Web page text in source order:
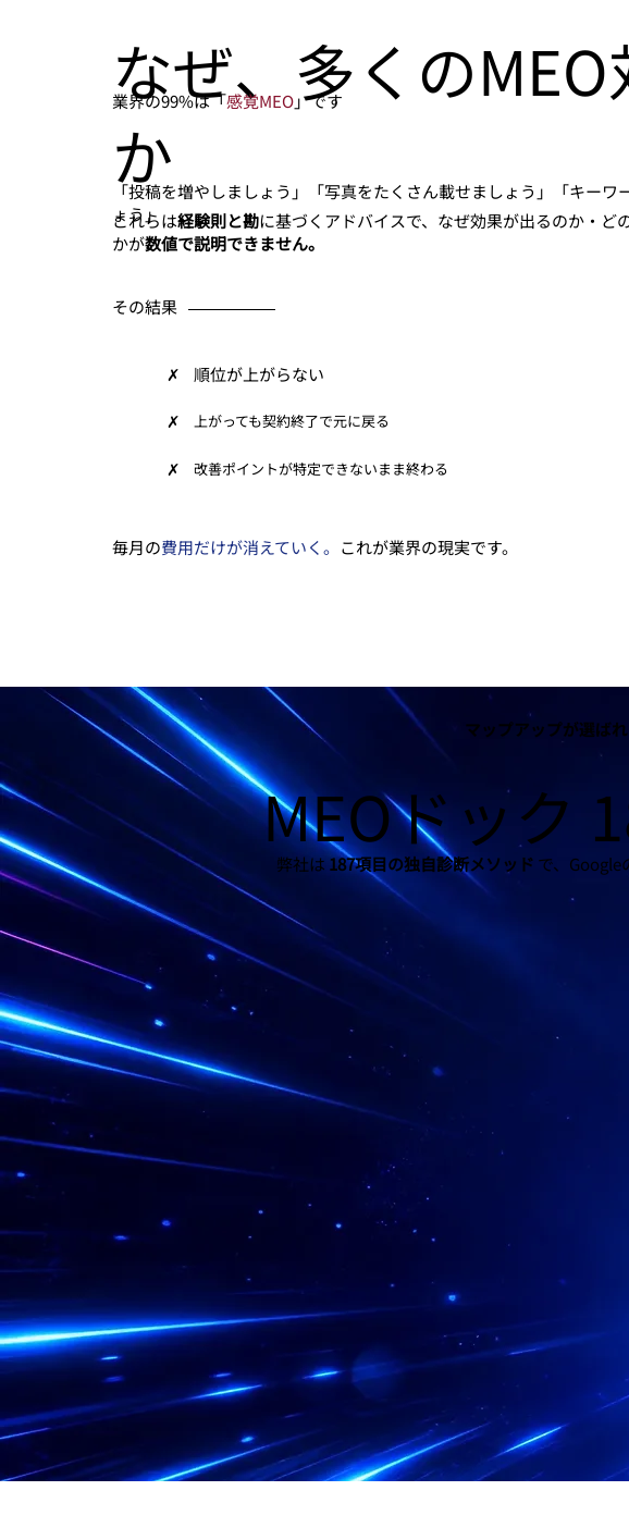
なぜ、多くの
か
業界の99%は「感覚MEO」です
「投稿を増やしましょう」「写真をたくさん載せましょう」「キーワ
ょう」
これらは経験則と勘に基づくアドバイスで、なぜ効果が出るのか・ど
かが数値で説明できません。
✗ 順位が上がらない
✗ 上がっても契約終了で元に戻る
✗ 改善ポイントが特定できないまま終わる
​その結果
毎月の費用だけが消えていく。 これが業界の現実です。
マップアップが選ば
MEOドック
弊社は 187項目の独自診断メソッド で、Google